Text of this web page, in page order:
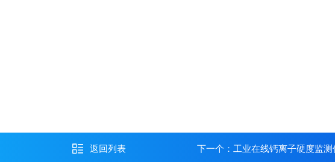
返回列表 下一个： 工业在线钙离子硬度监测